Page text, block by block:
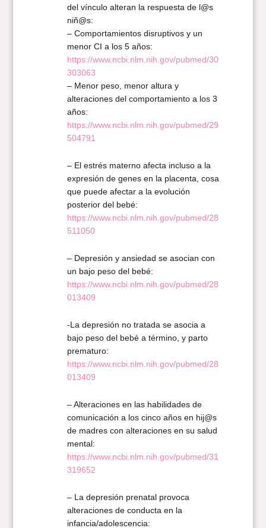
del vínculo alteran la respuesta de l@s
niñ@s:
– Comportamientos disruptivos y un
menor CI a los 5 años:
https://www.ncbi.nlm.nih.gov/pubmed/30
303063
– Menor peso, menor altura y
alteraciones del comportamiento a los 3
años:
https://www.ncbi.nlm.nih.gov/pubmed/29
504791
– El estrés materno afecta incluso a la
expresión de genes en la placenta, cosa
que puede afectar a la evolución
posterior del bebé:
https://www.ncbi.nlm.nih.gov/pubmed/28
511050
– Depresión y ansiedad se asocian con
un bajo peso del bebé:
https://www.ncbi.nlm.nih.gov/pubmed/28
013409
-La depresión no tratada se asocia a
bajo peso del bebé a término, y parto
prematuro:
https://www.ncbi.nlm.nih.gov/pubmed/28
013409
– Alteraciones en las habilidades de
comunicación a los cinco años en hij@s
de madres con alteraciones en su salud
mental:
https://www.ncbi.nlm.nih.gov/pubmed/31
319652
– La depresión prenatal provoca
alteraciones de conducta en la
infancia/adolescencia: